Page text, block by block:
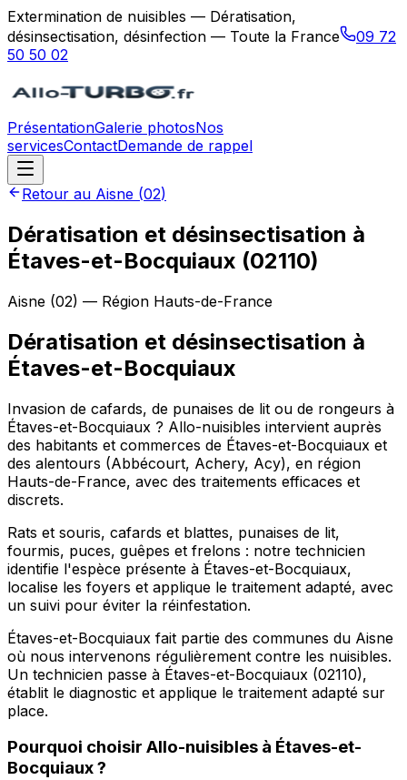
Extermination de nuisibles — Dératisation,
désinsectisation, désinfection — Toute la France
09 72
50 50 02
PrésentationGalerie photosNos
servicesContactDemande de rappel
Retour au Aisne (02)
Dératisation et désinsectisation à
Étaves-et-Bocquiaux (02110)
Aisne (02) — Région Hauts-de-France
Dératisation et désinsectisation à
Étaves-et-Bocquiaux
Invasion de cafards, de punaises de lit ou de rongeurs à
Étaves-et-Bocquiaux ? Allo-nuisibles intervient auprès
des habitants et commerces de Étaves-et-Bocquiaux et
des alentours (Abbécourt, Achery, Acy), en région
Hauts-de-France, avec des traitements efficaces et
discrets.
Rats et souris, cafards et blattes, punaises de lit,
fourmis, puces, guêpes et frelons : notre technicien
identifie l'espèce présente à Étaves-et-Bocquiaux,
localise les foyers et applique le traitement adapté, avec
un suivi pour éviter la réinfestation.
Étaves-et-Bocquiaux fait partie des communes du Aisne
où nous intervenons régulièrement contre les nuisibles.
Un technicien passe à Étaves-et-Bocquiaux (02110),
établit le diagnostic et applique le traitement adapté sur
place.
Pourquoi choisir Allo-nuisibles à Étaves-et-
Bocquiaux?